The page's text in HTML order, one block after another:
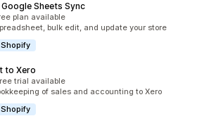
Sheets Sync
plan available
bulk edit, and update your store
to Xero
trial available
of sales and accounting to Xero